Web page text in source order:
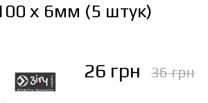
х 6мм (5 штук)
26 грн 36 грн